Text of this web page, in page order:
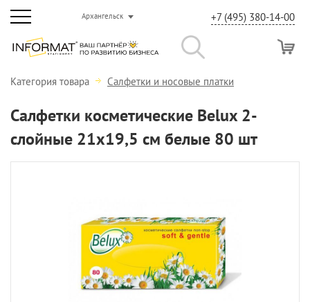
Архангельск +7 (495) 380-14-00
Категория товара Салфетки и носовые платки
Салфетки косметические Belux 2-
слойные 21х19,5 см белые 80 шт